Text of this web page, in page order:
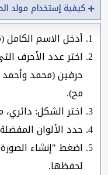
كيفية إستخدام مولد
أدخل الاسم
اختر عدد الأحرف
حرفين (محمد
مح).
اختر الشكل: دائري،
حدد الألوان
لحفظها.